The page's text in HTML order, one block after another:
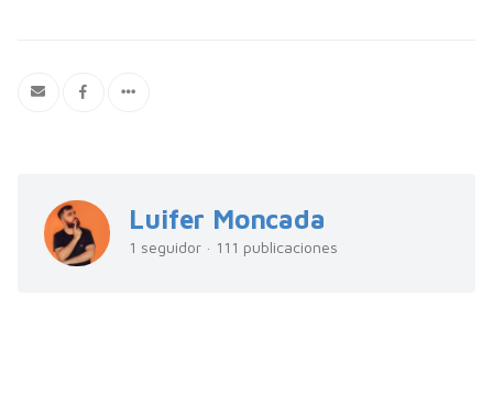
Luifer Moncada
1 seguidor · 111 publicaciones